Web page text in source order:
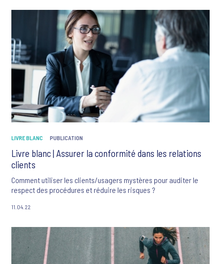
C’est précisément sur cet axe qu’Octopia se positionne, en
permettant à ses clients-professionnels d’accélérer leur activité
de e-commerce grâce à la création de leur marketplace et en
proposant les meilleures solutions de transport en France et à
l’international, avec une attention toute particulière portée sur
l’expérience de livraison pour les e-acheteurs.
LIVRE BLANC PUBLICATION
Livre blanc | Assurer la conformité dans les relations
clients
Comment utiliser les clients/usagers mystères pour auditer le
respect des procédures et réduire les risques ?
11.04.22